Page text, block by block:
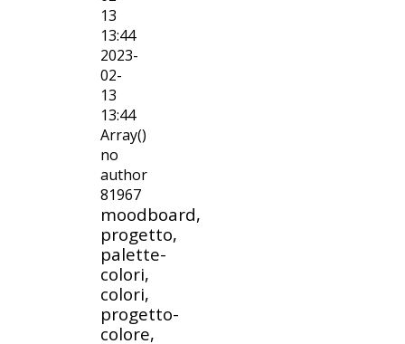
13
13:44
2023-
02-
13
13:44
Array()
no
author
81967
moodboard,
progetto,
palette-
colori,
colori,
progetto-
colore,